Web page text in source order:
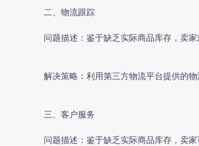
二、物流跟踪
问题描述：鉴于缺乏实际商品库存，卖
解决策略：利用第三方物流平台提供的
三、客户服务
问题描述：鉴于缺乏实际商品库存，卖